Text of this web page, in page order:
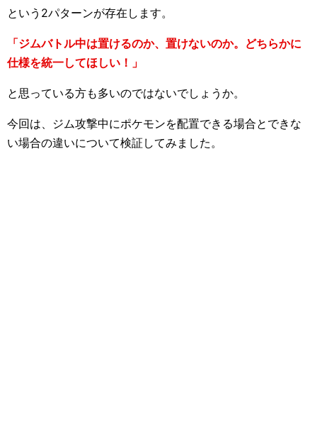
という2パターンが存在します。
「ジムバトル中は置けるのか、置けないのか。どちらかに
仕様を統一してほしい！」
と思っている方も多いのではないでしょうか。
今回は、ジム攻撃中にポケモンを配置できる場合とできな
い場合の違いについて検証してみました。